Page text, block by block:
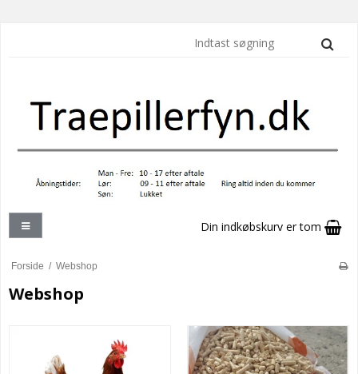
Din indkøbskurv er tom
Forside / Webshop
Webshop